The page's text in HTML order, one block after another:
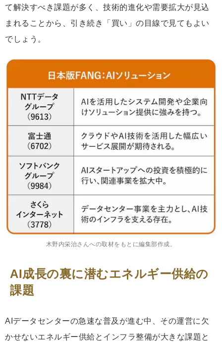
て解決すべき課題が多く、技術的進化や需要拡大が見込
まれることから、引き続き「買い」の目線で見てもよい
でしょう。
木野内栄治さんへの取材をもとに編集部作成。
AI成長の裏に潜むエネルギー供給の
課題
AIデータセンターの急速な普及が進む中、その運営に欠
かせないエネルギー供給とインフラ整備が大きな課題と